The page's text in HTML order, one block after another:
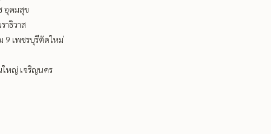
อุดมสุข
าธิวาส
9 เพชรบุรีตัดใหม่
ใหญ่ เจริญนคร